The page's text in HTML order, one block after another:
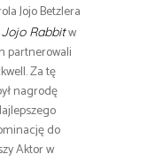
Jojo Betzlera
Jojo Rabbitw
partnerowali
Za tę
nagrodę
do
Aktor w